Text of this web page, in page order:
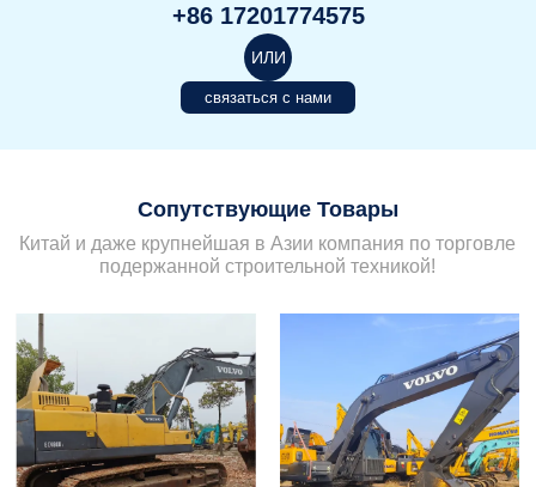
+86 17201774575
ИЛИ
связаться с нами
Сопутствующие Товары
Китай и даже крупнейшая в Азии компания по торговле
подержанной строительной техникой!